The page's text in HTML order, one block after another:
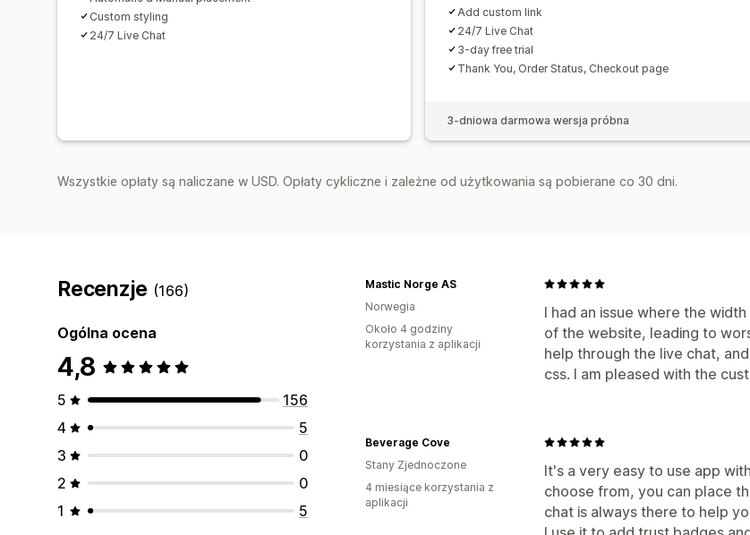
Custom styling
24/7 Live Chat
Add custom link
24/7 Live Chat
3-day free trial
Thank You, Order Status, Checkout page
3-dniowa darmowa wersja próbna
Wszystkie opłaty są naliczane w USD. Opłaty cykliczne i zależne od użytkowania są pobierane co 30 dni.
Recenzje (166)
Ogólna ocena
4,8
5
156
4
5
3
0
2
0
1
5
I had an issue where the
of the website, leading to
help through the live chat,
css. I am pleased with the
Mastic Norge AS
Norwegia
Około 4 godziny
korzystania z aplikacji
It's a very easy to use app
choose from, you can place
chat is always there to help
Beverage Cove
Stany Zjednoczone
4 miesiące korzystania z
aplikacji